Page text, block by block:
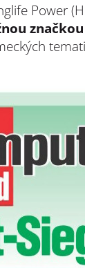
Power
značkou